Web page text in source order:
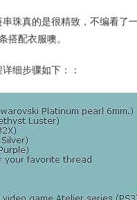
珠真的是很精致，不编看了
搭配衣服噢。
细步骤如下：：